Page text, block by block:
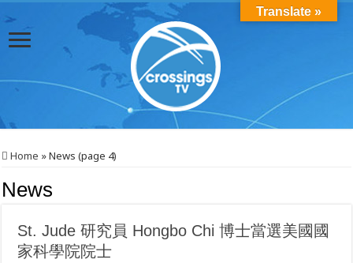
Home »News (page 4)
News
St. Jude 研究員 Hongbo Chi 博士當選美國國
家科學院院士
Translate »